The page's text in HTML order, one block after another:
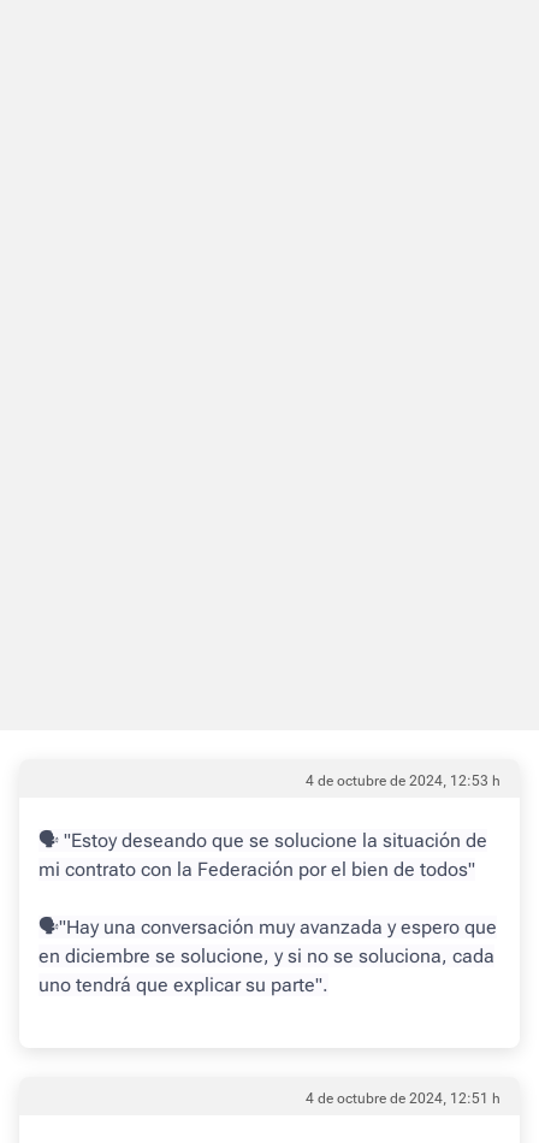
4 de octubre de 2024, 12:53 h
🗣 "Estoy deseando que se solucione la situación de
mi contrato con la Federación por el bien de todos"
🗣"Hay una conversación muy avanzada y espero que
en diciembre se solucione, y si no se soluciona, cada
uno tendrá que explicar su parte".
4 de octubre de 2024, 12:51 h